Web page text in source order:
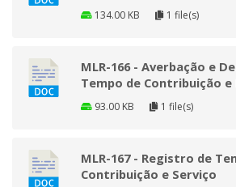
134.00 KB 1 file(s)
MLR-166 - Averbação e
Tempo de Contribuição
93.00 KB 1 file(s)
MLR-167 - Registro de
Contribuição e Serviço